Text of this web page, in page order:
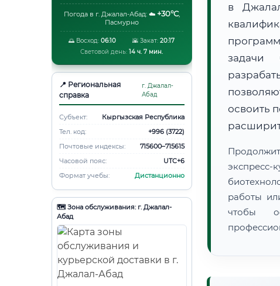
Погода в г. Джалал-Абад: ☁️ +30°C,
Пасмурно
🌅 Восход: 06:10 🌇 Закат:20:17
Световой день: 14 ч. 7 мин.
📍 Региональная
справка
г. Джалал-
Абад
Субъект:
Кыргызская Республика
Тел. код:
+996 (3722)
Почтовые индексы:
715600–715615
Часовой пояс:
UTC+6
Формат учебы:
Дистанционно
🗺️ Зона обслуживания: г. Джалал-
Абад
в
задачи
освоить
экспресс-
работы
чтобы